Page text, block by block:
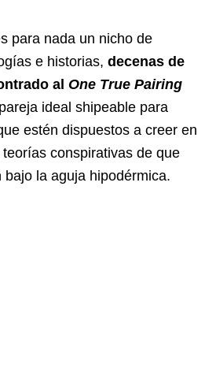
para nada un nicho de
e historias, decenas de
al One True Pairing
ideal shipeable para
estén dispuestos a creer en
conspirativas de que
bajo la aguja hipodérmica.